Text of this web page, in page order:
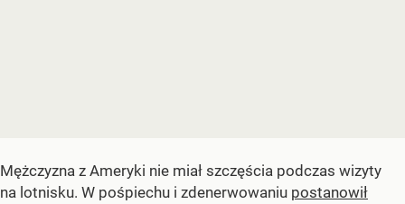
Mężczyzna z Ameryki nie miał szczęścia podczas wizyty
na lotnisku. W pośpiechu i zdenerwowaniu postanowił